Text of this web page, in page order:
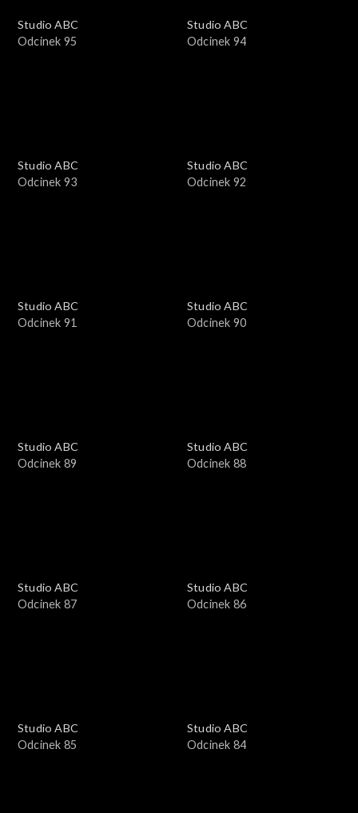
Studio ABC
Odcinek 95
Studio ABC
Odcinek 94
Studio ABC
Odcinek 93
Studio ABC
Odcinek 92
Studio ABC
Odcinek 91
Studio ABC
Odcinek 90
Studio ABC
Odcinek 89
Studio ABC
Odcinek 88
Studio ABC
Odcinek 87
Studio ABC
Odcinek 86
Studio ABC
Odcinek 85
Studio ABC
Odcinek 84